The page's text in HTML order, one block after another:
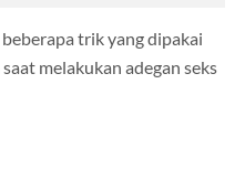
trik yang dipakai
melakukan adegan seks